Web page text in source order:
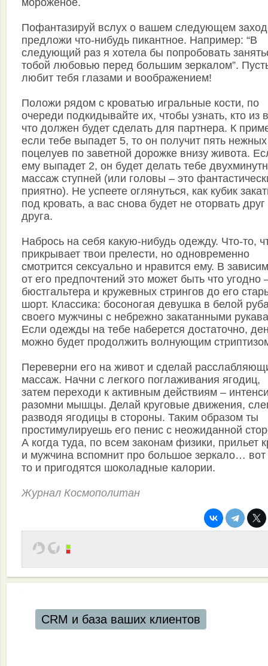
мороженое.
Пофантазируй вслух о вашем следующем
предложи что-нибудь пикантное. Например: “В
следующий раз я хотела бы попробовать
тобой любовью перед большим зеркалом”.
любит тебя глазами и воображением!
Положи рядом с кроватью игральные кости, по
очереди подкидывайте их, чтобы узнать, кто из
что должен будет сделать для партнера. К
если тебе выпадет 5, то он получит пять нежных
поцелуев по заветной дорожке внизу живота.
ему выпадет 2, он будет делать тебе
массаж ступней (или головы – это
приятно). Не успеете оглянуться, как кубик
под кровать, а вас снова будет не оторвать друг
друга.
Набрось на себя какую-нибудь одежду. Что-то,
прикрывает твои прелести, но одновременно
смотрится сексуально и нравится ему. В
от его предпочтений это может быть что угодно
бюстгальтера и кружевных стрингов до его
шорт. Классика: босоногая девушка в белой
своего мужчины с небрежно закатанными
Если одежды на тебе наберется достаточно,
можно будет продолжить волнующим
Переверни его на живот и сделай
массаж. Начни с легкого поглаживания ягодиц,
затем переходи к активным действиям –
разомни мышцы. Делай круговые движения,
разводя ягодицы в стороны. Таким образом ты
простимулируешь его пенис с неожиданной
А когда туда, по всем законам физики, прильет
и мужчина вспомнит про большое зеркало… вот
то и пригодятся шоколадные калории.
Журнал Космополитан
CRM и база ваших клиентов